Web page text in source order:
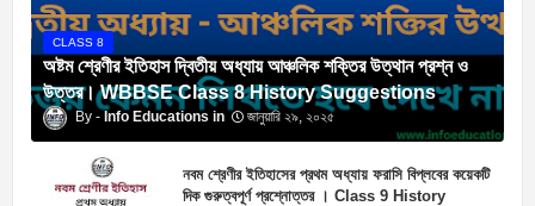
CLASS 8
অষ্টম শ্রেণীর ইতিহাস দ্বিতীয় অধ্যায় আঞ্চলিক শক্তির উত্থান প্রশ্ন ও
উত্তর। WBBSE Class 8 History Suggestions
Info Educations জানুয়ারি ২৯, ২০২৫
নবম শ্রেণীর ইতিহাসের প্রথম অধ্যায় ফরাসি বিপ্লবের কয়েকটি
দিক গুরুত্বপূর্ণ প্রশ্নোত্তর । Class 9 History